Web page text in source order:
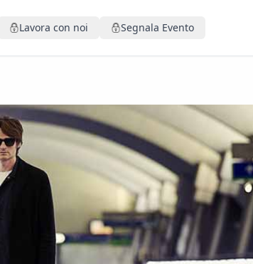
Lavora con noi Segnala Evento